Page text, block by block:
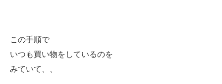
この手順で
いつも買い物をしているのを
みていて、、